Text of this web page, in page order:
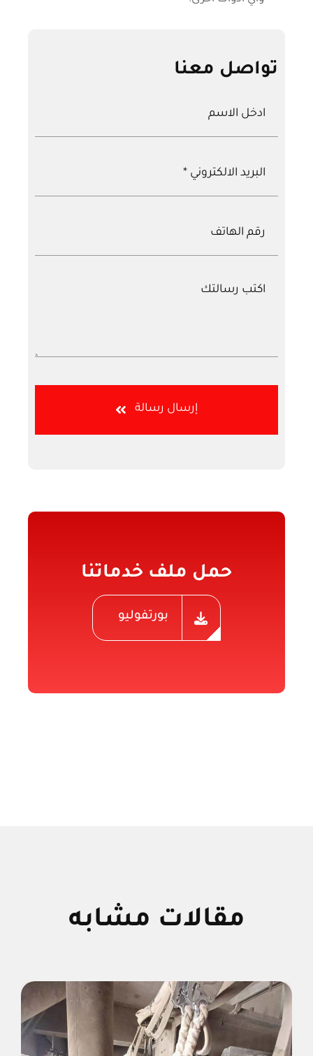
تواصل معنا
إرسال رسالة
حمل ملف خدماتنا
بورتفوليو
مقالات مشابه